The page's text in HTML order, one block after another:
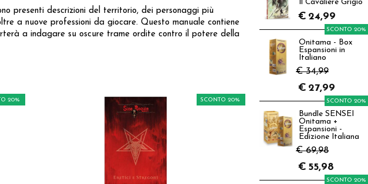
presenti descrizioni del territorio, dei personaggi più
a nuove professioni da giocare. Questo manuale contiene
a indagare su oscure trame ordite contro il potere della
20% SCONTO 20%
Il Cavaliere Grigio
€ 24,99
Onitama - Box
Espansioni in
Italiano
€ 34,99
SCONTO 20%
€ 27,99
Bundle SENSEI
Onitama +
Espansioni -
Edizione Italiana
€ 69,98
SCONTO 20%
€ 55,98
SCONTO 20%